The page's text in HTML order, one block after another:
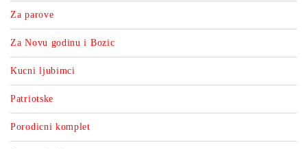
Za parove
Za Novu godinu i Bozic
Kucni ljubimci
Patriotske
Porodicni komplet